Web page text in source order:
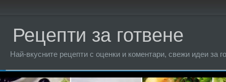
Рецепти за готвене
Най-вкусните рецепти с оценки и коментари, свежи идеи за